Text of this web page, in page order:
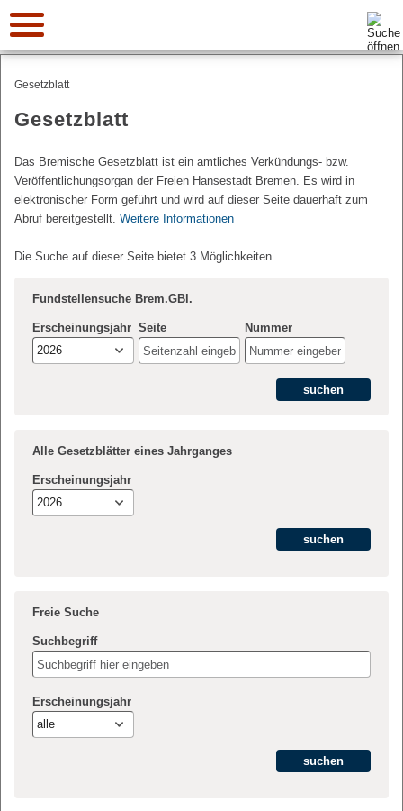
Suche:
Gesetzblatt
Gesetzblatt
Das Bremische Gesetzblatt ist ein amtliches Verkündungs- bzw.
Veröffentlichungsorgan der Freien Hansestadt Bremen. Es wird in
elektronischer Form geführt und wird auf dieser Seite dauerhaft zum
Abruf bereitgestellt. Weitere Informationen
Die Suche auf dieser Seite bietet 3 Möglichkeiten.
Fundstellensuche Brem.GBl.
Erscheinungsjahr
2026
Seite Nummer
Alle Gesetzblätter eines Jahrganges
Erscheinungsjahr
2026
Freie Suche
Suchbegriff
Erscheinungsjahr
alle